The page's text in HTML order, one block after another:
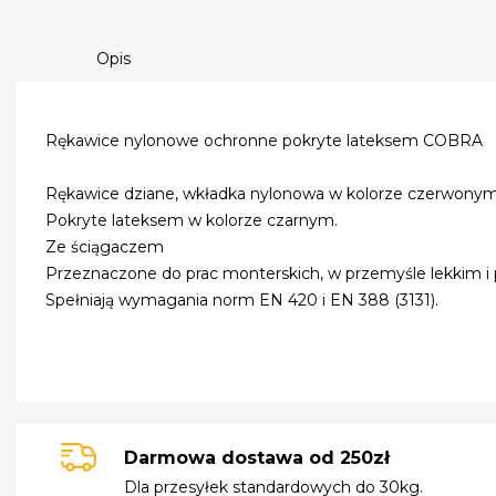
Opis
Rękawice nylonowe ochronne pokryte lateksem COBRA
Rękawice dziane, wkładka nylonowa w kolorze
Pokryte lateksem w kolorze czarnym.
Ze ściągaczem
Przeznaczone do prac monterskich, w przemyśle lekkim i
Spełniają wymagania norm EN 420 i EN 388 (3131).
Darmowa dostawa od 250zł
Dla przesyłek standardowych do 30kg.